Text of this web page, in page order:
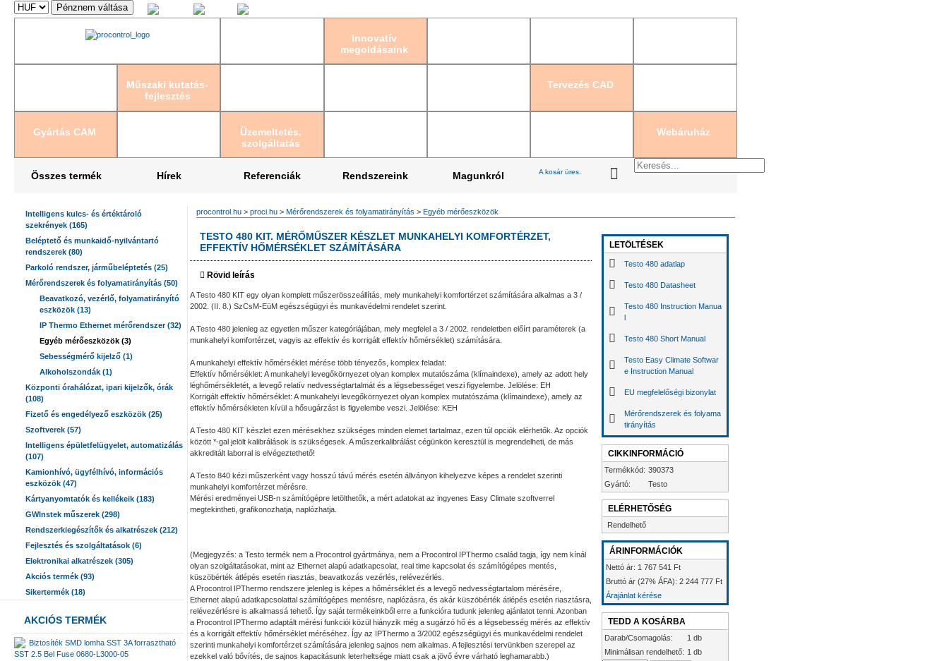
Innovatív
megoldásaink
Műszaki kutatás-
fejlesztés
Tervezés CAD
Gyártás CAM
Üzemeltetés,
szolgáltatás
Webáruház
Összes termék Hírek Referenciák Rendszereink Magunkról A kosár üres.
Intelligens kulcs- és értéktároló
szekrények (165)
Beléptető és munkaidő-nyilvántartó
rendszerek (80)
Parkoló rendszer, járműbeléptetés (25)
Mérőrendszerek és folyamatirányítás (50)
Beavatkozó, vezérlő, folyamatirányító
eszközök (13)
IP Thermo Ethernet mérőrendszer (32)
Egyéb mérőeszközök (3)
Sebességmérő kijelző (1)
Alkoholszondák (1)
Központi órahálózat, ipari kijelzők, órák
(108)
Fizető és engedélyező eszközök (25)
Szoftverek (57)
Intelligens épületfelügyelet, automatizálás
(107)
Kamionhívó, ügyfélhívó, információs
eszközök (47)
Kártyanyomtatók és kellékeik (183)
GWInstek műszerek (298)
Rendszerkiegészítők és alkatrészek (212)
Fejlesztés és szolgáltatások (6)
Elektronikai alkatrészek (305)
Akciós termék (93)
Sikertermék (18)
AKCIÓS TERMÉK
Biztosíték SMD lomha SST 3A forrasztható
SST 2.5 Bel Fuse 0680-L3000-05
procontrol.hu > proci.hu > Mérőrendszerek és folyamatirányítás > Egyéb mérőeszközök
TESTO 480 KIT. MÉRŐMŰSZER KÉSZLET MUNKAHELYI KOMFORTÉRZET,
EFFEKTÍV HŐMÉRSÉKLET SZÁMÍTÁSÁRA
Rövid leírás
A Testo 480 KIT egy olyan komplett műszerösszeállítás, mely munkahelyi komfortérzet számítására alkalmas a 3 /
2002. (II. 8.) SzCsM-EüM egészségügyi és munkavédelmi rendelet szerint.
A Testo 480 jelenleg az egyetlen műszer kategóriájában, mely megfelel a 3 / 2002. rendeletben előírt paraméterek (a
munkahelyi komfortérzet, vagyis az effektív és korrigált effektív hőmérséklet) számítására.
A munkahelyi effektív hőmérséklet mérése több tényezős, komplex feladat:
Effektív hőmérséklet: A munkahelyi levegőkörnyezet olyan komplex mutatószáma (klímaindexe), amely az adott hely
léghőmérsékletét, a levegő relatív nedvességtartalmát és a légsebességet veszi figyelembe. Jelölése: EH
Korrigált effektív hőmérséklet: A munkahelyi levegőkörnyezet olyan komplex mutatószáma (klímaindexe), amely az
effektív hőmérsékleten kívül a hősugárzást is figyelembe veszi. Jelölése: KEH
A Testo 480 KIT készlet ezen mérésekhez szükséges minden elemet tartalmaz, ezen túl opciók elérhetők. Az opciók
között *-gal jelölt kalibrálások is szükségesek. A műszerkalibrálást cégünkön keresztül is megrendelheti, de más
akkreditált laborral is elvégeztethető!
A Testo 840 kézi műszerként vagy hosszú távú mérés esetén állványon kihelyezve képes a rendelet szerinti
munkahelyi komfortérzet mérésre.
Mérési eredményei USB-n számítógépre letölthetők, a mért adatokat az ingyenes Easy Climate szoftverrel
megtekintheti, grafikonozhatja, naplózhatja.
(Megjegyzés: a Testo termék nem a Procontrol gyártmánya, nem a Procontrol IPThermo család tagja, így nem kínál
olyan szolgáltatásokat, mint az Ethernet alapú adatkapcsolat, real time kapcsolat és számítógépes mentés,
küszöbérték átlépés esetén riasztás, beavatkozás vezérlés, relévezérlés.
A Procontrol IPThermo rendszere jelenleg is képes a hőmérséklet és a levegő nedvességtartalom mérésére,
Ethernet alapú adatkapcsolattal számítógépes mentésre, naplózásra, és akár küszöbérték átlépés esetén riasztásra,
relévezérlésre is alkalmassá tehető. Így saját termékeinkből erre a funkcióra tudunk jelenleg ajánlatot tenni. Azonban
a Procontrol IPThermo adaptált mérési funkciói közül hiányzik még a sugárzó hő és a légsebesség mérés az effektív
és a korrigált effektív hőmérséklet méréséhez. Így az IPThermo a 3/2002 egészségügyi és munkavédelmi rendelet
szerinti munkahelyi komfortérzet számítására jelenleg sajnos nem alkalmas. A fejlesztési tervünkben szerepel az
ezekkel való bővítés, de sajnos kapacitásunk leterheltsége miatt csak a jövő évre várható leghamarabb.)
LETÖLTÉSEK
Testo 480 adatlap
Testo 480 Datasheet
Testo 480 Instruction Manua
l
Testo 480 Short Manual
Testo Easy Climate Softwar
e Instruction Manual
EU megfelelőségi bizonylat
Mérőrendszerek és folyama
tirányítás
CIKKINFORMÁCIÓ
Termékkód: 390373
Gyártó:
Testo
ELÉRHETŐSÉG
Rendelhető
ÁRINFORMÁCIÓK
Nettó ár: 1 767 541 Ft
Bruttó ár (27% ÁFA): 2 244 777 Ft
Árajánlat kérése
TEDD A KOSÁRBA
Darab/Csomagolás:
1 db
Minimálisan rendelhető: 1 db